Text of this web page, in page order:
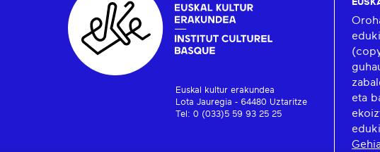
Euskal kultur erakundea
Lota Jauregia - 64480 Uztaritze
Tel: 0 (033)5 59 93 25 25
eta